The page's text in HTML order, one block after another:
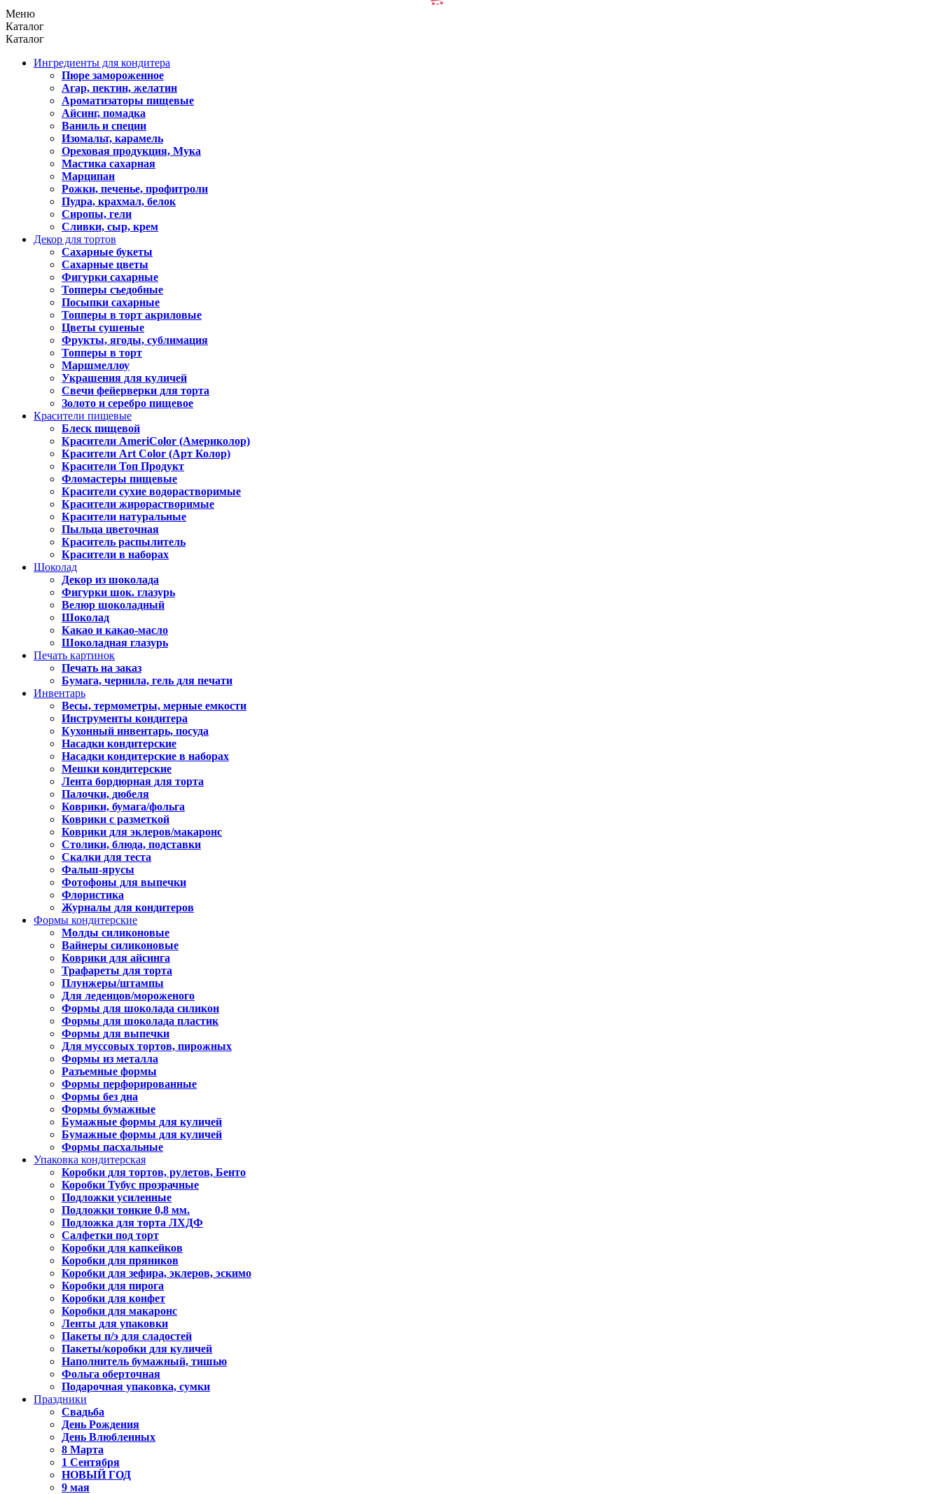
Меню
Каталог
Каталог
Ингредиенты для кондитера
Пюре замороженное
Агар, пектин, желатин
Ароматизаторы пищевые
Айсинг, помадка
Ваниль и специи
Изомальт, карамель
Ореховая продукция, Мука
Мастика сахарная
Марципан
Рожки, печенье, профитроли
Пудра, крахмал, белок
Сиропы, гели
Сливки, сыр, крем
Декор для тортов
Сахарные букеты
Сахарные цветы
Фигурки сахарные
Топперы съедобные
Посыпки сахарные
Топперы в торт акриловые
Цветы сушеные
Фрукты, ягоды, сублимация
Топперы в торт
Маршмеллоу
Украшения для куличей
Свечи фейерверки для торта
Золото и серебро пищевое
Красители пищевые
Блеск пищевой
Красители AmeriColor (Америколор)
Красители Art Color (Арт Колор)
Красители Топ Продукт
Фломастеры пищевые
Красители сухие водорастворимые
Красители жирорастворимые
Красители натуральные
Пыльца цветочная
Краситель распылитель
Красители в наборах
Шоколад
Декор из шоколада
Фигурки шок. глазурь
Велюр шоколадный
Шоколад
Какао и какао-масло
Шоколадная глазурь
Печать картинок
Печать на заказ
Бумага, чернила, гель для печати
Инвентарь
Весы, термометры, мерные емкости
Инструменты кондитера
Кухонный инвентарь, посуда
Насадки кондитерские
Насадки кондитерские в наборах
Мешки кондитерские
Лента бордюрная для торта
Палочки, дюбеля
Коврики, бумага/фольга
Коврики с разметкой
Коврики для эклеров/макаронс
Столики, блюда, подставки
Скалки для теста
Фальш-ярусы
Фотофоны для выпечки
Флористика
Журналы для кондитеров
Формы кондитерские
Молды силиконовые
Вайнеры силиконовые
Коврики для айсинга
Трафареты для торта
Плунжеры/штампы
Для леденцов/мороженого
Формы для шоколада силикон
Формы для шоколада пластик
Формы для выпечки
Для муссовых тортов, пирожных
Формы из металла
Разъемные формы
Формы перфорированные
Формы без дна
Формы бумажные
Бумажные формы для куличей
Бумажные формы для куличей
Формы пасхальные
Упаковка кондитерская
Коробки для тортов, рулетов, Бенто
Коробки Тубус прозрачные
Подложки усиленные
Подложки тонкие 0,8 мм.
Подложка для торта ЛХДФ
Салфетки под торт
Коробки для капкейков
Коробки для пряников
Коробки для зефира, эклеров, эскимо
Коробки для пирога
Коробки для конфет
Коробки для макаронс
Ленты для упаковки
Пакеты п/э для сладостей
Пакеты/коробки для куличей
Наполнитель бумажный, тишью
Фольга оберточная
Подарочная упаковка, сумки
Праздники
Свадьба
День Рождения
День Влюбленных
8 Марта
1 Сентября
НОВЫЙ ГОД
9 мая